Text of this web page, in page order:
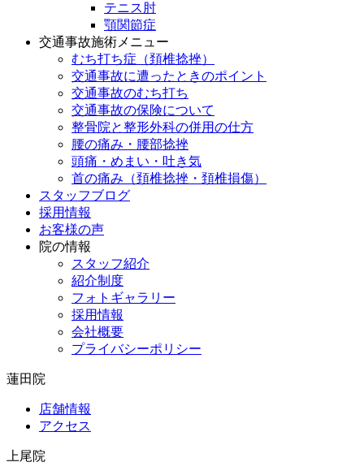
テニス肘
顎関節症
交通事故施術メニュー
むち打ち症（頚椎捻挫）
交通事故に遭ったときのポイント
交通事故のむち打ち
交通事故の保険について
整骨院と整形外科の併用の仕方
腰の痛み・腰部捻挫
頭痛・めまい・吐き気
首の痛み（頚椎捻挫・頚椎損傷）
スタッフブログ
採用情報
お客様の声
院の情報
スタッフ紹介
紹介制度
フォトギャラリー
採用情報
会社概要
プライバシーポリシー
蓮田院
店舗情報
アクセス
上尾院